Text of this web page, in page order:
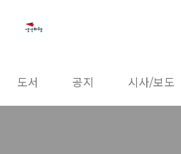
도서 공지 시사/보도